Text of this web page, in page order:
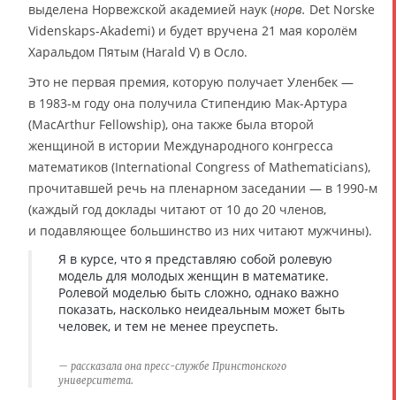
выделена Норвежской академией наук (норв. Det Norske
Videnskaps-Akademi) и будет вручена 21 мая королём
Харальдом Пятым (Harald V) в Осло.
Это не первая премия, которую получает Уленбек —
в 1983-м году она получила Стипендию Мак-Артура
(MacArthur Fellowship), она также была второй
женщиной в истории Международного конгресса
математиков (International Congress of Mathematicians),
прочитавшей речь на пленарном заседании — в 1990-м
(каждый год доклады читают от 10 до 20 членов,
и подавляющее большинство из них читают мужчины).
Я в курсе, что я представляю собой ролевую
модель для молодых женщин в математике.
Ролевой моделью быть сложно, однако важно
показать, насколько неидеальным может быть
человек, и тем не менее преуспеть.
рассказала она пресс-службе Принстонского
университета.